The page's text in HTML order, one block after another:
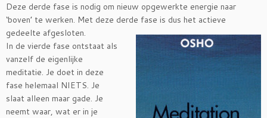
Deze derde fase is nodig om nieuw opgewerkte energie naar
‘boven’ te werken. Met deze derde fase is dus het actieve
gedeelte afgesloten.
In de vierde fase ontstaat als
vanzelf de eigenlijke
meditatie. Je doet in deze
fase helemaal NIETS. Je
slaat alleen maar gade. Je
neemt waar, wat er in je